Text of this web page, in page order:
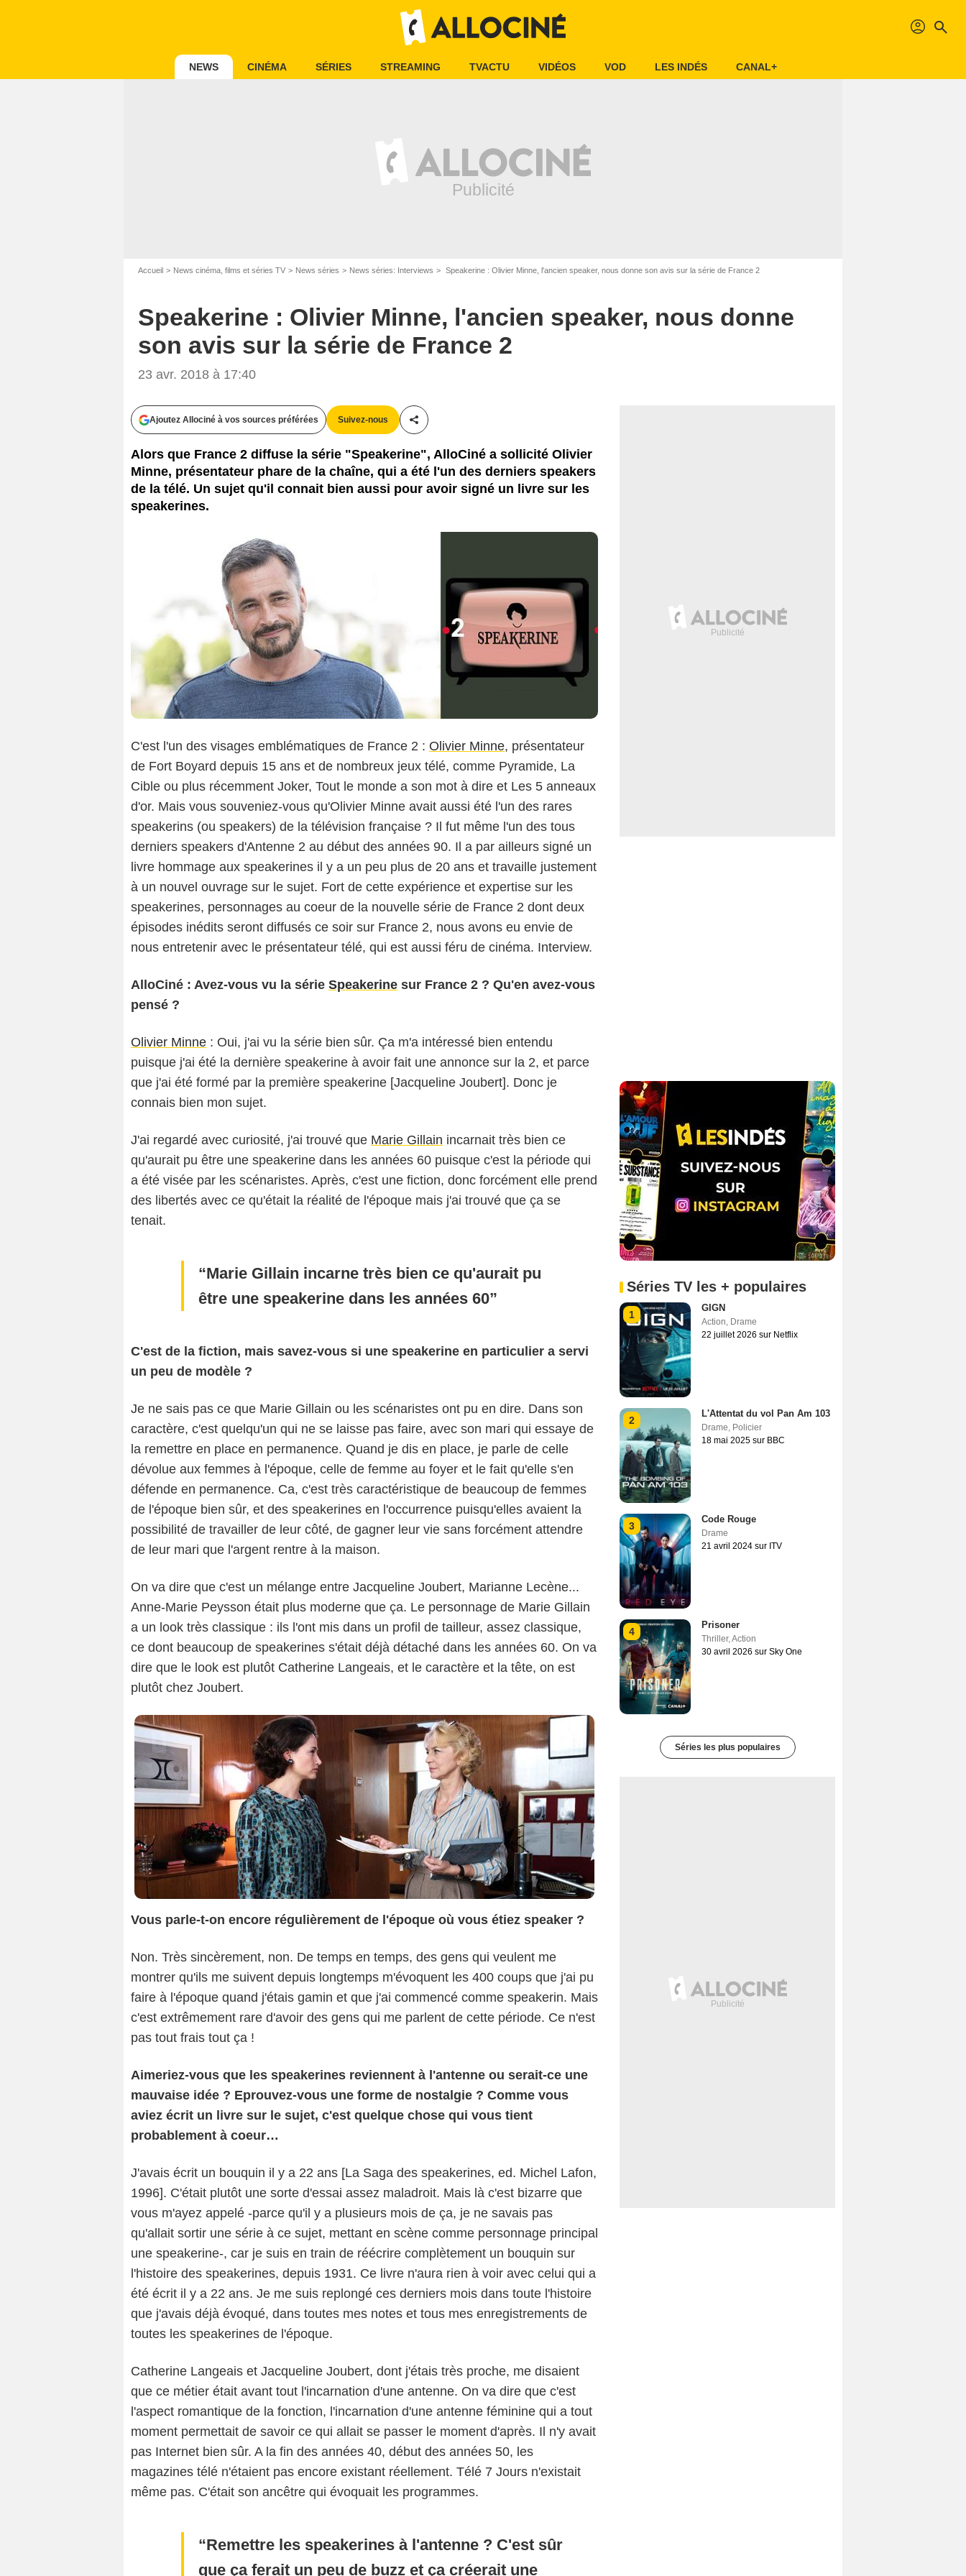
profil search
NEWS CINÉMA SÉRIES STREAMING TVACTU VIDÉOS VOD LES INDÉS CANAL+
Accueil News cinéma, films et séries TV News séries News séries: Interviews Speakerine : Olivier Minne, l'ancien speaker, nous donne son avis sur la série de France 2
Speakerine : Olivier Minne, l'ancien speaker, nous donne
son avis sur la série de France 2
23 avr. 2018 à 17:40
Ajoutez Allociné à vos sources préférées Suivez-nous
Partager cet article
Alors que France 2 diffuse la série "Speakerine", AlloCiné a sollicité Olivier
Minne, présentateur phare de la chaîne, qui a été l'un des derniers speakers
de la télé. Un sujet qu'il connait bien aussi pour avoir signé un livre sur les
speakerines.
Bestimage / France 2
C'est l'un des visages emblématiques de France 2 : Olivier Minne, présentateur
de Fort Boyard depuis 15 ans et de nombreux jeux télé, comme Pyramide, La
Cible ou plus récemment Joker, Tout le monde a son mot à dire et Les 5 anneaux
d'or. Mais vous souveniez-vous qu'Olivier Minne avait aussi été l'un des rares
speakerins (ou speakers) de la télévision française ? Il fut même l'un des tous
derniers speakers d'Antenne 2 au début des années 90. Il a par ailleurs signé un
livre hommage aux speakerines il y a un peu plus de 20 ans et travaille justement
à un nouvel ouvrage sur le sujet. Fort de cette expérience et expertise sur les
speakerines, personnages au coeur de la nouvelle série de France 2 dont deux
épisodes inédits seront diffusés ce soir sur France 2, nous avons eu envie de
nous entretenir avec le présentateur télé, qui est aussi féru de cinéma. Interview.
AlloCiné : Avez-vous vu la série Speakerine sur France 2 ? Qu'en avez-vous
pensé ?
Olivier Minne : Oui, j'ai vu la série bien sûr. Ça m'a intéressé bien entendu
puisque j'ai été la dernière speakerine à avoir fait une annonce sur la 2, et parce
que j'ai été formé par la première speakerine [Jacqueline Joubert]. Donc je
connais bien mon sujet.
J'ai regardé avec curiosité, j'ai trouvé que Marie Gillain incarnait très bien ce
qu'aurait pu être une speakerine dans les années 60 puisque c'est la période qui
a été visée par les scénaristes. Après, c'est une fiction, donc forcément elle prend
des libertés avec ce qu'était la réalité de l'époque mais j'ai trouvé que ça se
tenait.
Marie Gillain incarne très bien ce qu'aurait pu
être une speakerine dans les années 60
C'est de la fiction, mais savez-vous si une speakerine en particulier a servi
un peu de modèle ?
Je ne sais pas ce que Marie Gillain ou les scénaristes ont pu en dire. Dans son
caractère, c'est quelqu'un qui ne se laisse pas faire, avec son mari qui essaye de
la remettre en place en permanence. Quand je dis en place, je parle de celle
dévolue aux femmes à l'époque, celle de femme au foyer et le fait qu'elle s'en
défende en permanence. Ca, c'est très caractéristique de beaucoup de femmes
de l'époque bien sûr, et des speakerines en l'occurrence puisqu'elles avaient la
possibilité de travailler de leur côté, de gagner leur vie sans forcément attendre
de leur mari que l'argent rentre à la maison.
On va dire que c'est un mélange entre Jacqueline Joubert, Marianne Lecène...
Anne-Marie Peysson était plus moderne que ça. Le personnage de Marie Gillain
a un look très classique : ils l'ont mis dans un profil de tailleur, assez classique,
ce dont beaucoup de speakerines s'était déjà détaché dans les années 60. On va
dire que le look est plutôt Catherine Langeais, et le caractère et la tête, on est
plutôt chez Joubert.
Philippe LE ROUX - FTV
Vous parle-t-on encore régulièrement de l'époque où vous étiez speaker ?
Non. Très sincèrement, non. De temps en temps, des gens qui veulent me
montrer qu'ils me suivent depuis longtemps m'évoquent les 400 coups que j'ai pu
faire à l'époque quand j'étais gamin et que j'ai commencé comme speakerin. Mais
c'est extrêmement rare d'avoir des gens qui me parlent de cette période. Ce n'est
pas tout frais tout ça !
Aimeriez-vous que les speakerines reviennent à l'antenne ou serait-ce une
mauvaise idée ? Eprouvez-vous une forme de nostalgie ? Comme vous
aviez écrit un livre sur le sujet, c'est quelque chose qui vous tient
probablement à coeur…
J'avais écrit un bouquin il y a 22 ans [La Saga des speakerines, ed. Michel Lafon,
1996]. C'était plutôt une sorte d'essai assez maladroit. Mais là c'est bizarre que
vous m'ayez appelé -parce qu'il y a plusieurs mois de ça, je ne savais pas
qu'allait sortir une série à ce sujet, mettant en scène comme personnage principal
une speakerine-, car je suis en train de réécrire complètement un bouquin sur
l'histoire des speakerines, depuis 1931. Ce livre n'aura rien à voir avec celui qui a
été écrit il y a 22 ans. Je me suis replongé ces derniers mois dans toute l'histoire
que j'avais déjà évoqué, dans toutes mes notes et tous mes enregistrements de
toutes les speakerines de l'époque.
Catherine Langeais et Jacqueline Joubert, dont j'étais très proche, me disaient
que ce métier était avant tout l'incarnation d'une antenne. On va dire que c'est
l'aspect romantique de la fonction, l'incarnation d'une antenne féminine qui a tout
moment permettait de savoir ce qui allait se passer le moment d'après. Il n'y avait
pas Internet bien sûr. A la fin des années 40, début des années 50, les
magazines télé n'étaient pas encore existant réellement. Télé 7 Jours n'existait
même pas. C'était son ancêtre qui évoquait les programmes.
Remettre les speakerines à l'antenne ? C'est sûr
que ça ferait un peu de buzz et ça créerait une
Séries TV les + populaires
1
GIGN
Action Drame
22 juillet 2026 sur Netflix
2
L'Attentat du vol Pan Am 103
Drame Policier
18 mai 2025 sur BBC
3
Code Rouge
Drame
21 avril 2024 sur ITV
4
Prisoner
Thriller, Action
30 avril 2026 sur Sky One
Séries les plus populaires